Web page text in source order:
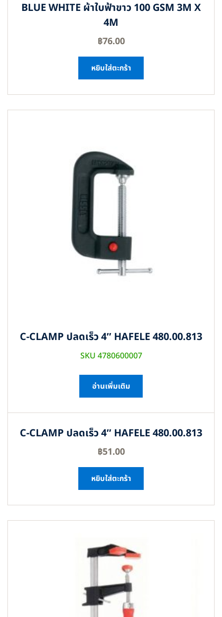
BLUE WHITE ผ้าใบฟ้าขาว 100 GSM 3M X
4M
฿76.00
หยิบใส่ตะกร้า
C-CLAMP ปลดเร็ว 4″ HAFELE 480.00.813
SKU 4780600007
อ่านเพิ่มเติม
C-CLAMP ปลดเร็ว 4″ HAFELE 480.00.813
฿51.00
หยิบใส่ตะกร้า